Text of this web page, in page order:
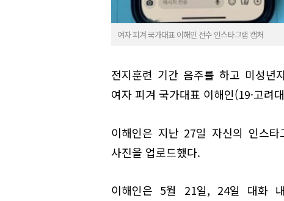
여자 피겨 국가대표 이해인 선수 인스타그램 캡처
전지훈련 기간 음주를 하고 미성년
여자 피겨 국가대표 이해인(19·고려
이해인은 지난 27일 자신의 인스
사진을 업로드했다.
이해인은 5월 21일, 24일 대화